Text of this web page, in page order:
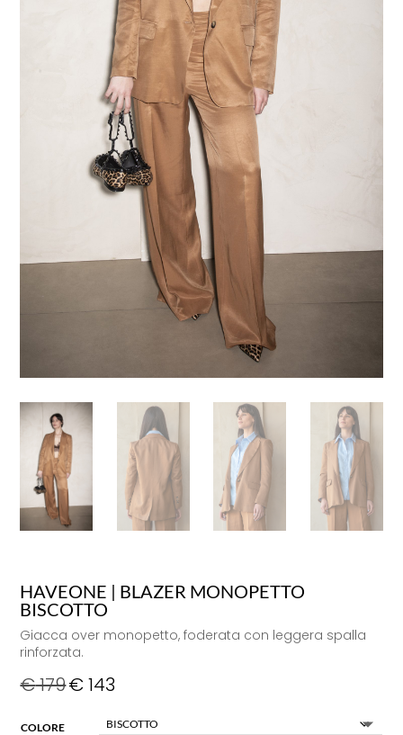
HAVEONE | BLAZER MONOPETTO
BISCOTTO
Giacca over monopetto, foderata con leggera spalla
rinforzata.
€179€143
COLORE